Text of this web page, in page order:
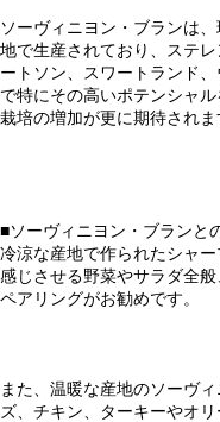
ソーヴィニヨン・ブランは
地で生産されており、ステ
ートソン、スワートランド
で特にその高いポテンシャ
栽培の増加が更に期待されま
■ソーヴィニヨン・ブランと
冷涼な産地で作られたシャ
感じさせる野菜やサラダ全
ペアリングがお勧めです。
また、温暖な産地のソーヴ
ズ、チキン、ターキーやオ